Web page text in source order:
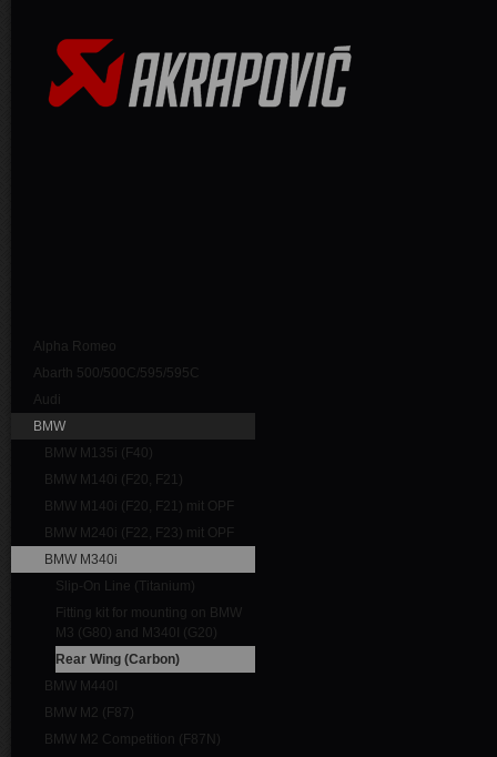
Alpha Romeo
Abarth 500/500C/595/595C
Audi
BMW
BMW M135i (F40)
BMW M140i (F20, F21)
BMW M140i (F20, F21) mit OPF
BMW M240i (F22, F23) mit OPF
BMW M340i
Slip-On Line (Titanium)
Fitting kit for mounting on BMW
M3 (G80) and M340I (G20)
Rear Wing (Carbon)
BMW M440I
BMW M2 (F87)
BMW M2 Competition (F87N)